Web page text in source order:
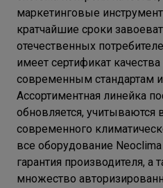
маркетинговые
кратчайшие сроки
отечественных
имеет сертификат
современным стандартам
Ассортиментная линейка
обновляется, учитываются
современного
все оборудование Neoclima
гарантия производителя, а
множество